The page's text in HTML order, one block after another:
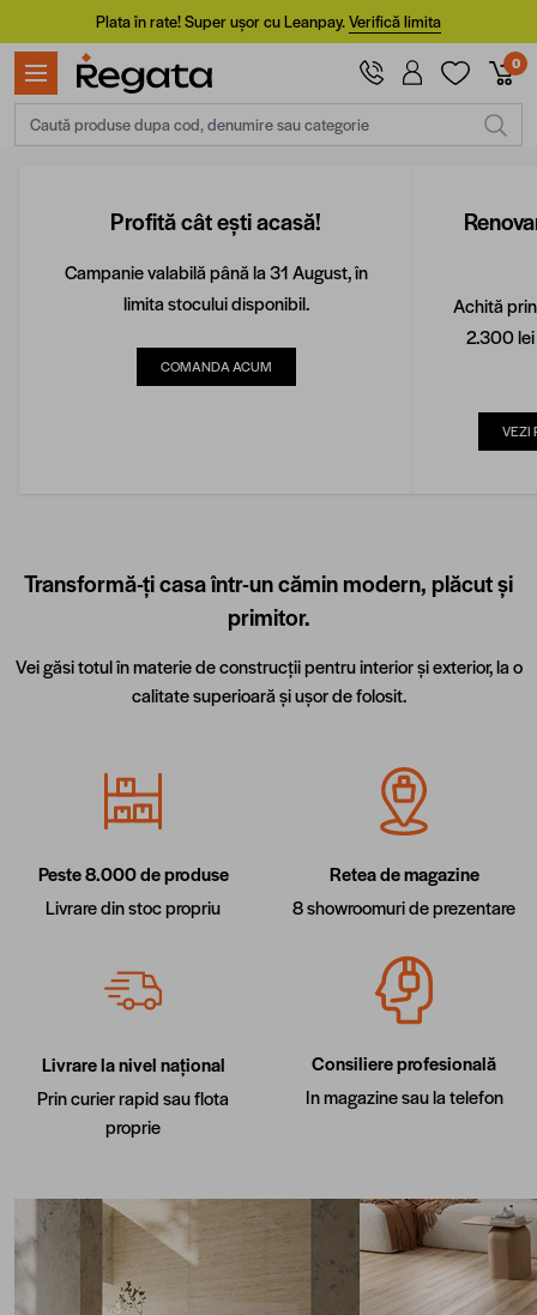
Mergi la ConținutPlata în rate! Super ușor cu Leanpay.Verifică limita
0
Caută produse dupa cod, denumire sau categorie
Profită cât ești acasă!
Campanie valabilă până la 31 August, în
limita stocului disponibil.
COMANDA ACUM
Achită
2.300
VEZI
Transformă-ți casa într-un cămin modern, plăcut și
primitor.
Vei găsi totul în materie de construcții pentru interior și exterior, la o
calitate superioară și ușor de folosit.
Peste 8.000 de produse
Livrare din stoc propriu
Retea de magazine
8 showroomuri de prezentare
Livrare la nivel național
Prin curier rapid sau flota
proprie
Consiliere profesională
In magazine sau la telefon